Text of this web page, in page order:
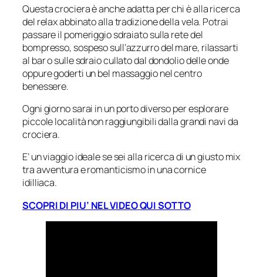
Questa crociera è anche adatta per chi è alla ricerca
del relax abbinato alla tradizione della vela. Potrai
passare il pomeriggio sdraiato sulla rete del
bompresso, sospeso sull’azzurro del mare, rilassarti
al bar o sulle sdraio cullato dal dondolio delle onde
oppure goderti un bel massaggio nel centro
benessere.
Ogni giorno sarai in un porto diverso per esplorare
piccole località non raggiungibili dalla grandi navi da
crociera.
E’ un viaggio ideale se sei alla ricerca di un giusto mix
tra avventura e romanticismo in una cornice
idilliaca.
SCOPRI DI PIU’ NEL VIDEOQUI SOTTO